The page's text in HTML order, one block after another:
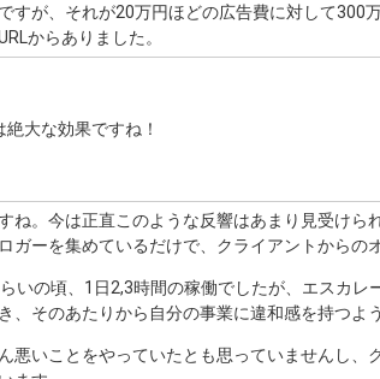
すが、それが20万円ほどの広告費に対して300
からありました。
絶大な効果ですね！
ね。今は正直このような反響はあまり見受けら
ガーを集めているだけで、クライアントからの
いの頃、1日2,3時間の稼働でしたが、エスカレ
、そのあたりから自分の事業に違和感を持つよ
悪いことをやっていたとも思っていませんし、